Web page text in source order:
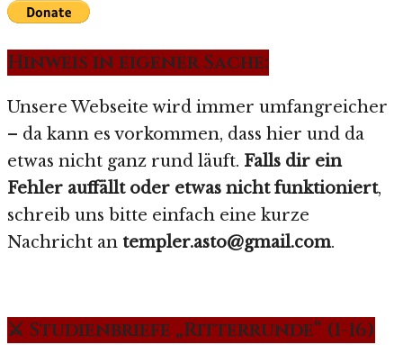
Hinweis in eigener Sache:
Unsere Webseite wird immer umfangreicher
– da kann es vorkommen, dass hier und da
etwas nicht ganz rund läuft. Falls dir ein
Fehler auffällt oder etwas nicht funktioniert,
schreib uns bitte einfach eine kurze
Nachricht an templer.asto@gmail.com.
⚔️ Studienbriefe „Ritterrunde“ (1-16)